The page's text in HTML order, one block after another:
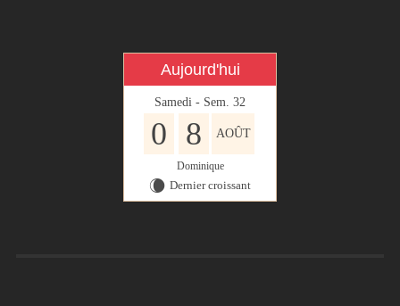
Aujourd'hui
Samedi - Sem. 32
0 8 AOÛT
Dominique
W Dernier croissant